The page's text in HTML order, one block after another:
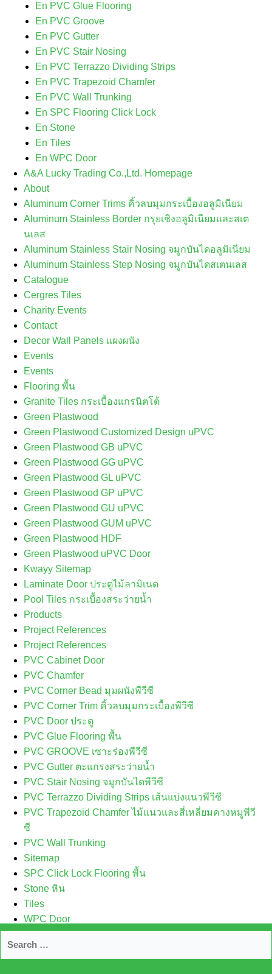
En PVC Glue Flooring
En PVC Groove
En PVC Gutter
En PVC Stair Nosing
En PVC Terrazzo Dividing Strips
En PVC Trapezoid Chamfer
En PVC Wall Trunking
En SPC Flooring Click Lock
En Stone
En Tiles
En WPC Door
A&A Lucky Trading Co.,Ltd. Homepage
About
Aluminum Corner Trims คิ้วลบมุมกระเบื้องอลูมิเนียม
Aluminum Stainless Border กรุยเชิงอลูมิเนียมและสเต
นเลส
Aluminum Stainless Stair Nosing จมูกบันไดอลูมิเนียม
Aluminum Stainless Step Nosing จมูกบันไดสเตนเลส
Catalogue
Cergres Tiles
Charity Events
Contact
Decor Wall Panels แผงผนัง
Events
Events
Flooring พื้น
Granite Tiles กระเบื้องแกรนิตโต้
Green Plastwood
Green Plastwood Customized Design uPVC
Green Plastwood GB uPVC
Green Plastwood GG uPVC
Green Plastwood GL uPVC
Green Plastwood GP uPVC
Green Plastwood GU uPVC
Green Plastwood GUM uPVC
Green Plastwood HDF
Green Plastwood uPVC Door
Kwayy Sitemap
Laminate Door ประตูไม้ลามิเนต
Pool Tiles กระเบื้องสระว่ายน้ำ
Products
Project References
Project References
PVC Cabinet Door
PVC Chamfer
PVC Corner Bead มุมผนังพีวีซี
PVC Corner Trim คิ้วลบมุมกระเบื้องพีวีซี
PVC Door ประตู
PVC Glue Flooring พื้น
PVC GROOVE เซาะร่องพีวีซี
PVC Gutter ตะแกรงสระว่ายน้ำ
PVC Stair Nosing จมูกบันไดพีวีซี
PVC Terrazzo Dividing Strips เส้นแบ่งแนวพีวีซี
PVC Trapezoid Chamfer ไม้แนวและสี่เหลี่ยมคางหมูพีวี
ซี
PVC Wall Trunking
Sitemap
SPC Click Lock Flooring พื้น
Stone หิน
Tiles
WPC Door
WPMS HTML Sitemap